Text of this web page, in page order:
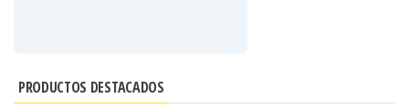
PRODUCTOS DESTACADOS